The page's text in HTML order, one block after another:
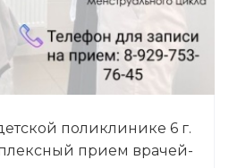
поликлинике 6 г.
прием врачей-